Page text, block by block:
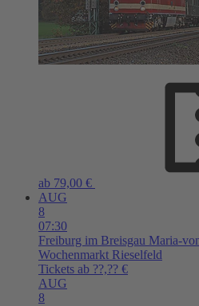
ab 79,00 €
AUG
8
07:30
Freiburg im Breisgau Maria-
Wochenmarkt Rieselfeld
Tickets ab ??,?? €
AUG
8